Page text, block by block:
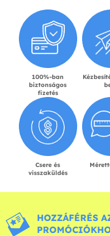
100%-ban
biztonságos
fizetés
Csere és
visszaküldés
HOZZÁFÉRÉS